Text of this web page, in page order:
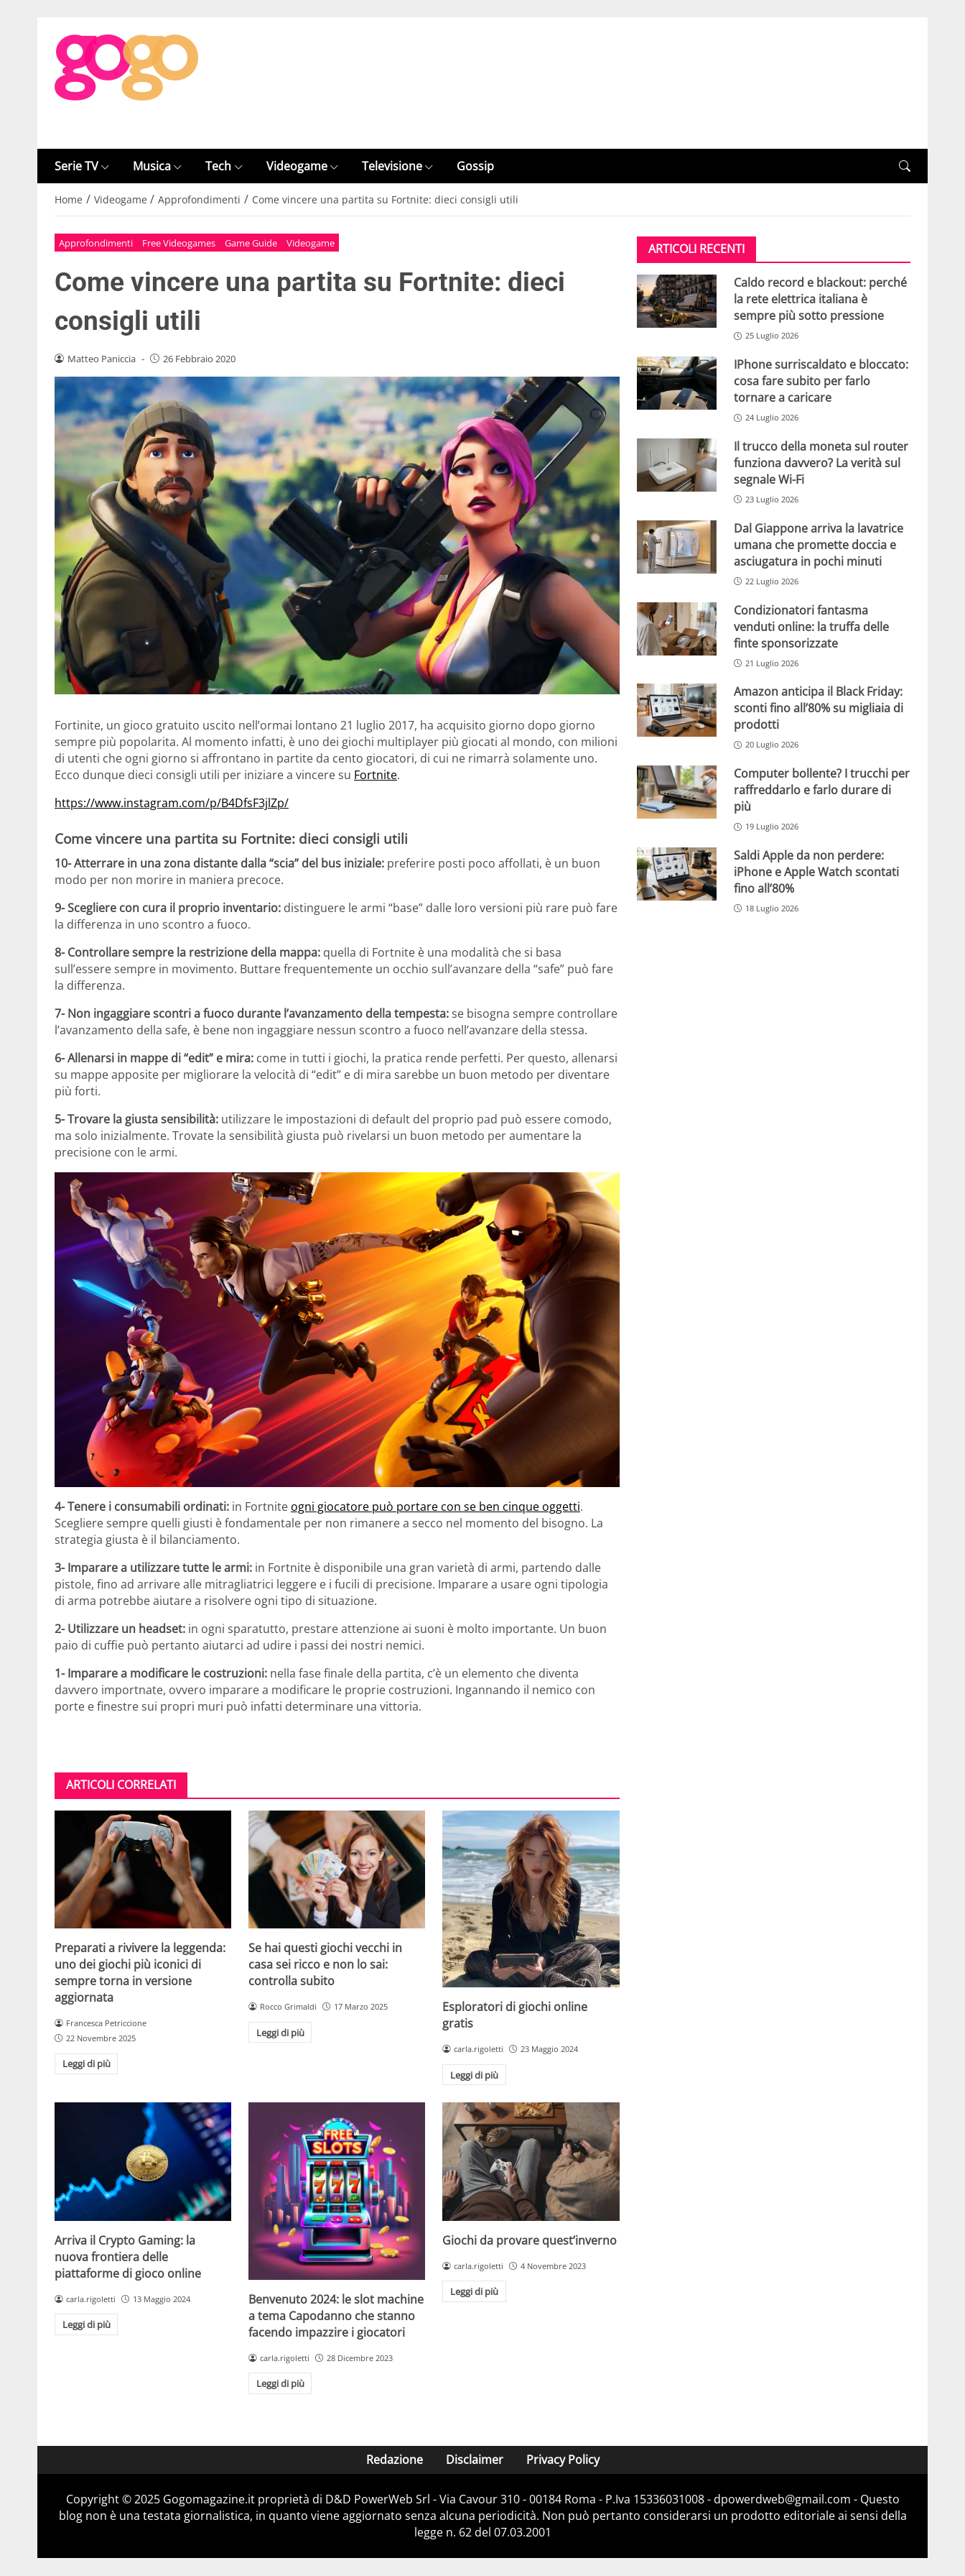
Serie TV Musica Tech Videogame Televisione Gossip
Home / Videogame / Approfondimenti / Come vincere una partita su Fortnite: dieci consigli utili
Approfondimenti Free Videogames Game Guide Videogame
Come vincere una partita su Fortnite: dieci
consigli utili
Matteo Paniccia - 26 Febbraio 2020
Fortinite, un gioco gratuito uscito nell’ormai lontano 21 luglio 2017, ha acquisito giorno dopo giorno
sempre più popolarita. Al momento infatti, è uno dei giochi multiplayer più giocati al mondo, con milioni
di utenti che ogni giorno si affrontano in partite da cento giocatori, di cui ne rimarrà solamente uno.
Ecco dunque dieci consigli utili per iniziare a vincere su Fortnite.
https://www.instagram.com/p/B4DfsF3jlZp/
Come vincere una partita su Fortnite: dieci consigli utili
10- Atterrare in una zona distante dalla “scia” del bus iniziale: preferire posti poco affollati, è un buon
modo per non morire in maniera precoce.
9- Scegliere con cura il proprio inventario: distinguere le armi “base” dalle loro versioni più rare può fare
la differenza in uno scontro a fuoco.
8-Controllare sempre la restrizione della mappa: quella di Fortnite è una modalità che si basa
sull’essere sempre in movimento. Buttare frequentemente un occhio sull’avanzare della “safe” può fare
la differenza.
7- Non ingaggiare scontri a fuoco durante l’avanzamento della tempesta:se bisogna sempre controllare
l’avanzamento della safe, è bene non ingaggiare nessun scontro a fuoco nell’avanzare della stessa.
6- Allenarsi in mappe di “edit” e mira: come in tutti i giochi, la pratica rende perfetti. Per questo, allenarsi
su mappe apposite per migliorare la velocità di “edit” e di mira sarebbe un buon metodo per diventare
più forti.
5- Trovare la giusta sensibilità: utilizzare le impostazioni di default del proprio pad può essere comodo,
ma solo inizialmente. Trovate la sensibilità giusta può rivelarsi un buon metodo per aumentare la
precisione con le armi.
4- Tenere i consumabili ordinati: in Fortnite ogni giocatore può portare con se ben cinque oggetti.
Scegliere sempre quelli giusti è fondamentale per non rimanere a secco nel momento del bisogno. La
strategia giusta è il bilanciamento.
3- Imparare a utilizzare tutte le armi: in Fortnite è disponibile una gran varietà di armi, partendo dalle
pistole, fino ad arrivare alle mitragliatrici leggere e i fucili di precisione. Imparare a usare ogni tipologia
di arma potrebbe aiutare a risolvere ogni tipo di situazione.
2- Utilizzare un headset: in ogni sparatutto, prestare attenzione ai suoni è molto importante. Un buon
paio di cuffie può pertanto aiutarci ad udire i passi dei nostri nemici.
1- Imparare a modificare le costruzioni: nella fase finale della partita, c’è un elemento che diventa
davvero importnate, ovvero imparare a modificare le proprie costruzioni. Ingannando il nemico con
porte e finestre sui propri muri può infatti determinare una vittoria.
ARTICOLI CORRELATI
Preparati a rivivere la leggenda:
uno dei giochi più iconici di
sempre torna in versione
aggiornata
Francesca Petriccione
22 Novembre 2025
Leggi di più
Se hai questi giochi vecchi in
casa sei ricco e non lo sai:
controlla subito
Rocco Grimaldi 17 Marzo 2025
Leggi di più
Esploratori di giochi online
gratis
carla.rigoletti 23 Maggio 2024
Leggi di più
Arriva il Crypto Gaming: la
nuova frontiera delle
piattaforme di gioco online
carla.rigoletti 13 Maggio 2024
Leggi di più
Benvenuto 2024: le slot machine
a tema Capodanno che stanno
facendo impazzire i giocatori
carla.rigoletti 28 Dicembre 2023
Leggi di più
Giochi da provare quest’inverno
carla.rigoletti 4 Novembre 2023
Leggi di più
ARTICOLI RECENTI
Caldo record e blackout: perché
la rete elettrica italiana è
sempre più sotto pressione
25 Luglio 2026
IPhone surriscaldato e bloccato:
cosa fare subito per farlo
tornare a caricare
24 Luglio 2026
Il trucco della moneta sul router
funziona davvero? La verità sul
segnale Wi-Fi
23 Luglio 2026
Dal Giappone arriva la lavatrice
umana che promette doccia e
asciugatura in pochi minuti
22 Luglio 2026
Condizionatori fantasma
venduti online: la truffa delle
finte sponsorizzate
21 Luglio 2026
Amazon anticipa il Black Friday:
sconti fino all’80% su migliaia di
prodotti
20 Luglio 2026
Computer bollente? I trucchi per
raffreddarlo e farlo durare di
più
19 Luglio 2026
Saldi Apple da non perdere:
iPhone e Apple Watch scontati
fino all’80%
18 Luglio 2026
Redazione Disclaimer Privacy Policy
Copyright © 2025 Gogomagazine.it proprietà di D&D PowerWeb Srl - Via Cavour 310 - 00184 Roma - P.Iva 15336031008 - dpowerdweb@gmail.com - Questo
blog non è una testata giornalistica, in quanto viene aggiornato senza alcuna periodicità. Non può pertanto considerarsi un prodotto editoriale ai sensi della
legge n. 62 del 07.03.2001